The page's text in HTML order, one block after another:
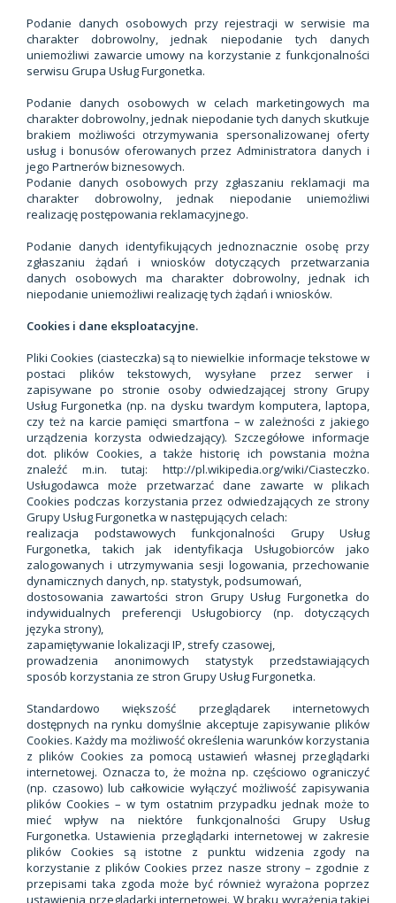
Podanie danych osobowych przy rejestracji w serwisie ma
charakter dobrowolny, jednak niepodanie tych danych
uniemożliwi zawarcie umowy na korzystanie z funkcjonalności
serwisu Grupa Usług Furgonetka.
Podanie danych osobowych w celach marketingowych ma
charakter dobrowolny, jednak niepodanie tych danych skutkuje
brakiem możliwości otrzymywania spersonalizowanej oferty
usług i bonusów oferowanych przez Administratora danych i
jego Partnerów biznesowych.
Podanie danych osobowych przy zgłaszaniu reklamacji ma
charakter dobrowolny, jednak niepodanie uniemożliwi
realizację postępowania reklamacyjnego.
Podanie danych identyfikujących jednoznacznie osobę przy
zgłaszaniu żądań i wniosków dotyczących przetwarzania
danych osobowych ma charakter dobrowolny, jednak ich
niepodanie uniemożliwi realizację tych żądań i wniosków.
Cookies i dane eksploatacyjne.
Pliki Cookies (ciasteczka) są to niewielkie informacje tekstowe w
postaci plików tekstowych, wysyłane przez serwer i
zapisywane po stronie osoby odwiedzającej strony Grupy
Usług Furgonetka (np. na dysku twardym komputera, laptopa,
czy też na karcie pamięci smartfona – w zależności z jakiego
urządzenia korzysta odwiedzający). Szczegółowe informacje
dot. plików Cookies, a także historię ich powstania można
znaleźć m.in. tutaj: http://pl.wikipedia.org/wiki/Ciasteczko.
Usługodawca może przetwarzać dane zawarte w plikach
Cookies podczas korzystania przez odwiedzających ze strony
Grupy Usług Furgonetka w następujących celach:
realizacja podstawowych funkcjonalności Grupy Usług
Furgonetka, takich jak identyfikacja Usługobiorców jako
zalogowanych i utrzymywania sesji logowania, przechowanie
dynamicznych danych, np. statystyk, podsumowań,
dostosowania zawartości stron Grupy Usług Furgonetka do
indywidualnych preferencji Usługobiorcy (np. dotyczących
języka strony),
zapamiętywanie lokalizacji IP, strefy czasowej,
prowadzenia anonimowych statystyk przedstawiających
sposób korzystania ze stron Grupy Usług Furgonetka.
Standardowo większość przeglądarek internetowych
dostępnych na rynku domyślnie akceptuje zapisywanie plików
Cookies. Każdy ma możliwość określenia warunków korzystania
z plików Cookies za pomocą ustawień własnej przeglądarki
internetowej. Oznacza to, że można np. częściowo ograniczyć
(np. czasowo) lub całkowicie wyłączyć możliwość zapisywania
plików Cookies – w tym ostatnim przypadku jednak może to
mieć wpływ na niektóre funkcjonalności Grupy Usług
Furgonetka. Ustawienia przeglądarki internetowej w zakresie
plików Cookies są istotne z punktu widzenia zgody na
korzystanie z plików Cookies przez nasze strony – zgodnie z
przepisami taka zgoda może być również wyrażona poprzez
ustawienia przeglądarki internetowej. W braku wyrażenia takiej